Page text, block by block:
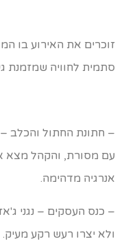
את האירוע בו
לחוויה שמזמנת
חתונת החתול והכלב –
מסורת, והקהל מצא
מדהימה.
כנס העסקים – נגני
יצרו רעש רקע מעיק.